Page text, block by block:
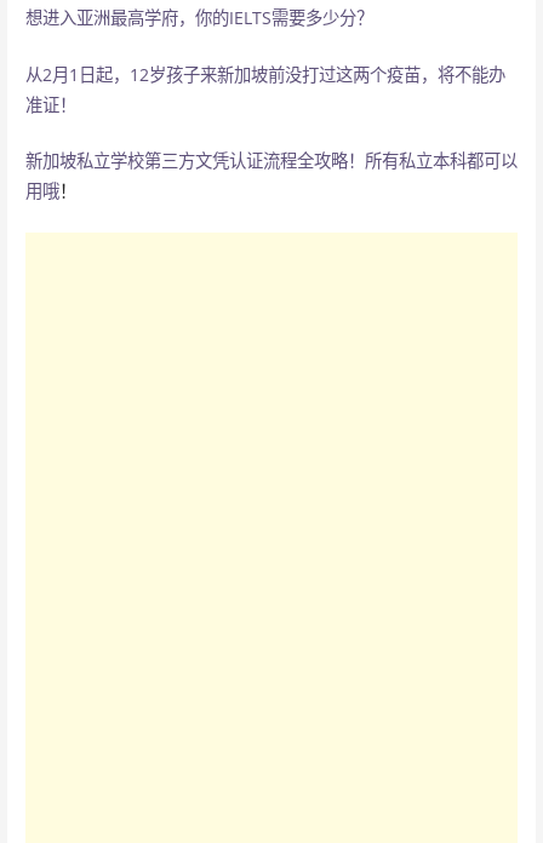
想进入亚洲最高学府，你的IELTS需要多少分？
从2月1日起，12岁孩子来新加坡前没打过这两个疫苗，将不能办
准证！
新加坡私立学校第三方文凭认证流程全攻略！所有私立本科都可以
用哦！